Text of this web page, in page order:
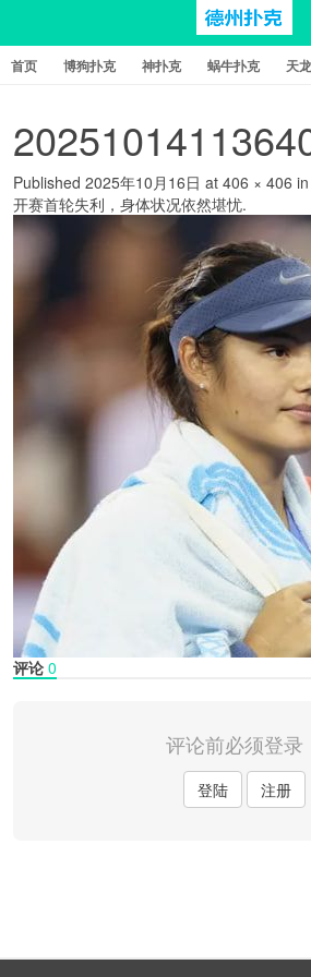
首页 博狗扑克 神扑克 蜗牛扑克 天
Published 2025年10月16日 at 406 × 406 in
开赛首轮失利，身体状况依然堪忧.
评论 0
评论前必须登录
登陆 注册